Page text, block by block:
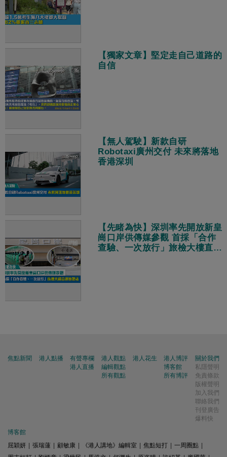
【獨家文章】堅定走自己道路的
自信
【無人駕駛】新款自研
Robotaxi廣州交付 未來將落地
香港深圳
【先睹為快】深圳率先開放新皇
崗口岸供傳媒參觀 首採「合作
查驗、一次放行」旅檢大樓直連
焦點新聞 港人點播
有聲專欄
港人直播
港人觀點
編輯觀點
所有觀點
港人花生
港人博評
博客館
所有博評
關於我們
私隱聲明
免責條款
版權聲明
加入我們
聯絡我們
刊登廣告
爆料快
博客館
屈穎妍
張瑞蓮 顧敏康 《港人講地》編輯室 焦點短打 一周圈點